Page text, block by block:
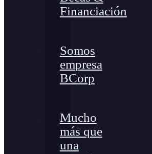
Financiación
Somos
empresa
BCorp
Mucho
más que
una